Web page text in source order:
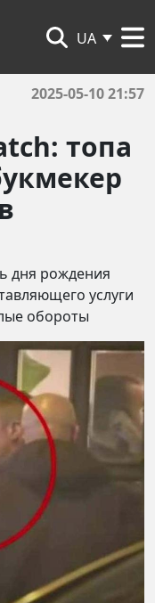
UA
2025-05-10 21:57
топа
дня рождения
услуги
обороты